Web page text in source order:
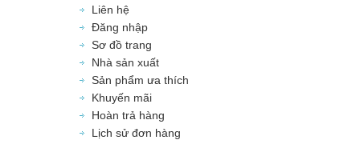
Liên hệ
Đăng nhập
Sơ đồ trang
Nhà sản xuất
Sản phẩm ưa thích
Khuyến mãi
Hoàn trả hàng
Lịch sử đơn hàng